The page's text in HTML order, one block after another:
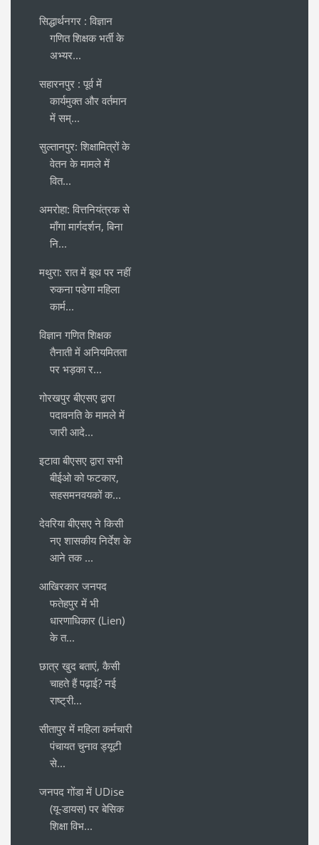
सिद्धार्थनगर : विज्ञान
गणित शिक्षक भर्ती के
अभ्यर...
सहारनपुर : पूर्व में
कार्यमुक्त और वर्तमान
में सम्...
सुल्तानपुर: शिक्षामित्रों के
वेतन के मामले में
वित...
अमरोहा: वित्तनियंत्रक से
माँगा मार्गदर्शन, बिना
नि...
मथुरा: रात में बूथ पर नहीं
रुकना पडेगा महिला
कार्म...
विज्ञान गणित शिक्षक
तैनाती में अनियमितता
पर भड़का र...
गोरखपुर बीएसए द्वारा
पदावनति के मामले में
जारी आदे...
इटावा बीएसए द्वारा सभी
बीईओ को फटकार,
सहसमनवयकों क...
देवरिया बीएसए ने किसी
नए शासकीय निर्देश के
आने तक ...
आखिरकार जनपद
फतेहपुर में भी
धारणाधिकार (Lien)
के त...
छात्र खुद बताएं, कैसी
चाहते हैं पढ़ाई? नई
राष्ट्री...
सीतापुर में महिला कर्मचारी
पंचायत चुनाव ड्यूटी
से...
जनपद गोंडा में UDise
(यू-डायस) पर बेसिक
शिक्षा विभ...